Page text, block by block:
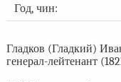
Год, чин:
Гладков (Гладкий)
генерал-лейтенант